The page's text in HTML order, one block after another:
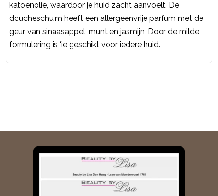
katoenolie, waardoor je huid zacht aanvoelt. De
doucheschuim heeft een allergeenvrije parfum met de
geur van sinaasappel, munt en jasmijn. Door de milde
formulering is ‘ie geschikt voor iedere huid.